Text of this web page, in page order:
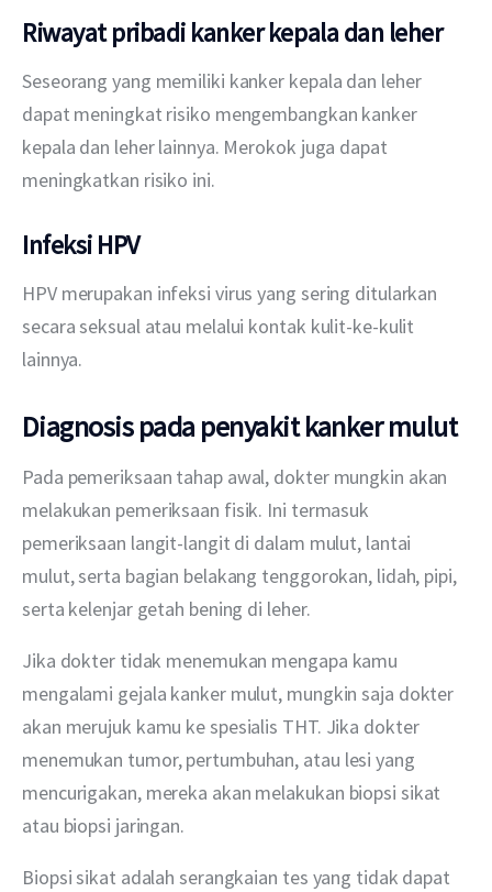
Riwayat pribadi kanker kepala dan leher
Seseorang yang memiliki kanker kepala dan leher
dapat meningkat risiko mengembangkan kanker
kepala dan leher lainnya. Merokok juga dapat
meningkatkan risiko ini.
Infeksi HPV
HPV merupakan infeksi virus yang sering ditularkan
secara seksual atau melalui kontak kulit-ke-kulit
lainnya.
Diagnosis pada penyakit kanker mulut
Pada pemeriksaan tahap awal, dokter mungkin akan
melakukan pemeriksaan fisik. Ini termasuk
pemeriksaan langit-langit di dalam mulut, lantai
mulut, serta bagian belakang tenggorokan, lidah, pipi,
serta kelenjar getah bening di leher.
Jika dokter tidak menemukan mengapa kamu
mengalami gejala kanker mulut, mungkin saja dokter
akan merujuk kamu ke spesialis THT. Jika dokter
menemukan tumor, pertumbuhan, atau lesi yang
mencurigakan, mereka akan melakukan biopsi sikat
atau biopsi jaringan.
Biopsi sikat adalah serangkaian tes yang tidak dapat